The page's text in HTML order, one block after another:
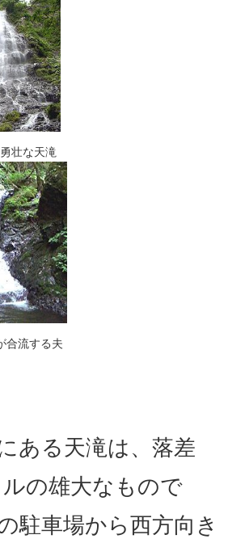
天滝
流する夫
ある天滝は、落差
の雄大なもので
駐車場から西方向き